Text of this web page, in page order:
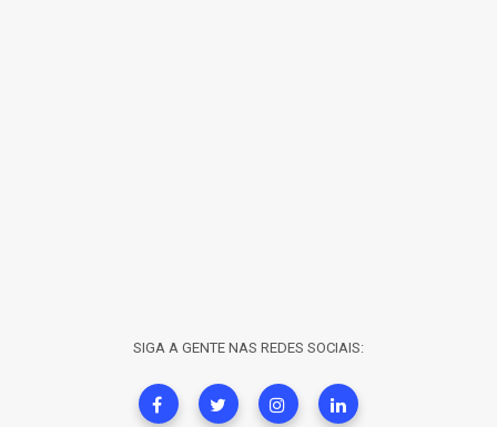
SIGA A GENTE NAS REDES SOCIAIS: